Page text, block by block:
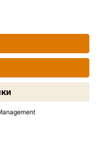
марка Kikkoman
2023 – 2026
Германия
35856 (в Окружном